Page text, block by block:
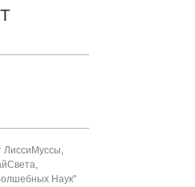
ЛиссиМуссы,
,
Наук"